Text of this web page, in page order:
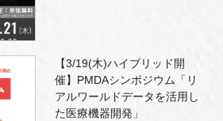
【3/19(木)ハイブリッド開
催】PMDAシンポジウム「リ
アルワールドデータを活用し
た医療機器開発」